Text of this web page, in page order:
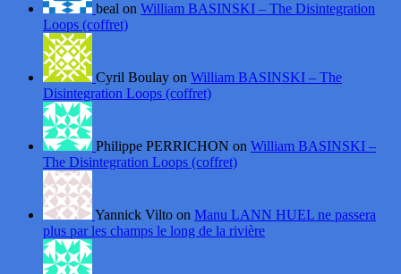
beal on William BASINSKI – The Disintegration
Loops (coffret)
Cyril Boulay on William BASINSKI – The
Disintegration Loops (coffret)
Philippe PERRICHON on William BASINSKI –
The Disintegration Loops (coffret)
Yannick Vilto on Manu LANN HUEL ne passera
plus par les champs le long de la rivière